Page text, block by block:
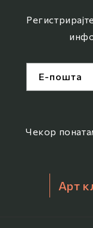
Е-пошта
Чекор
Арт